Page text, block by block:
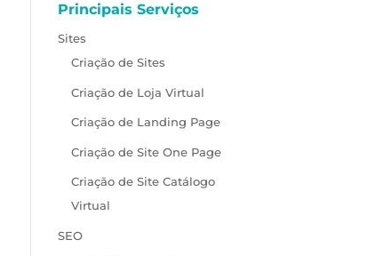
Principais Serviços
Sites
Criação de Sites
Criação de Loja Virtual
Criação de Landing Page
Criação de Site One Page
Criação de Site Catálogo
Virtual
SEO